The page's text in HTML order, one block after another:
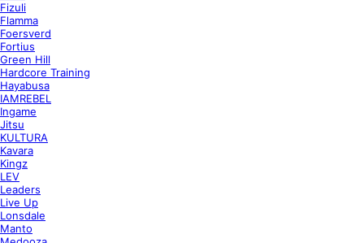
Fizuli
Flamma
Foersverd
Fortius
Green Hill
Hardcore Training
Hayabusa
IAMREBEL
Ingame
Jitsu
KULTURA
Kavara
Kingz
LEV
Leaders
Live Up
Lonsdale
Manto